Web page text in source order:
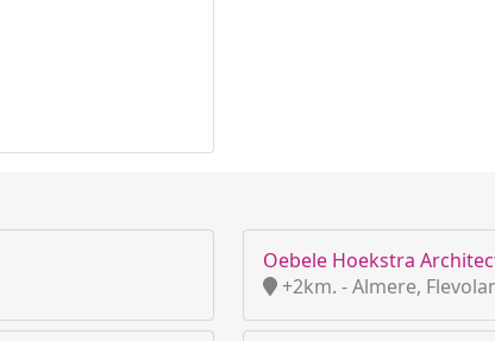
Oebele Hoekstra
+2km. - Almere,